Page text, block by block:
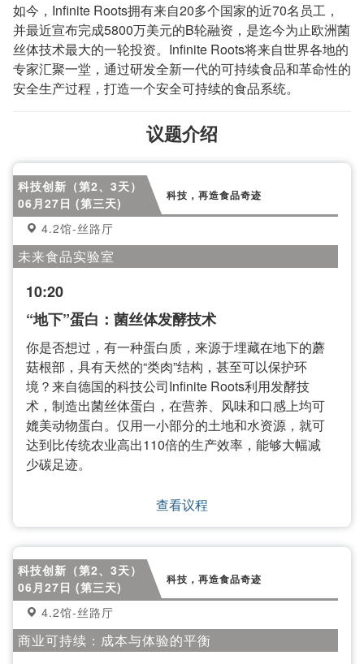
如今，Infinite Roots拥有来自20多个国家的近70名员工，
并最近宣布完成5800万美元的B轮融资，是迄今为止欧洲菌
丝体技术最大的一轮投资。Infinite Roots将来自世界各地的
专家汇聚一堂，通过研发全新一代的可持续食品和革命性的
安全生产过程，打造一个安全可持续的食品系统。
议题介绍
科技创新（第2、3天）
06月27日 (第三天)
科技，再造食品奇迹
4.2馆-丝路厅
未来食品实验室
10:20
“地下”蛋白：菌丝体发酵技术
你是否想过，有一种蛋白质，来源于埋藏在地下的蘑
菇根部，具有天然的“类肉”结构，甚至可以保护环
境？来自德国的科技公司Infinite Roots利用发酵技
术，制造出菌丝体蛋白，在营养、风味和口感上均可
媲美动物蛋白。仅用一小部分的土地和水资源，就可
达到比传统农业高出110倍的生产效率，能够大幅减
少碳足迹。
查看议程
科技创新（第2、3天）
06月27日 (第三天)
科技，再造食品奇迹
4.2馆-丝路厅
商业可持续：成本与体验的平衡